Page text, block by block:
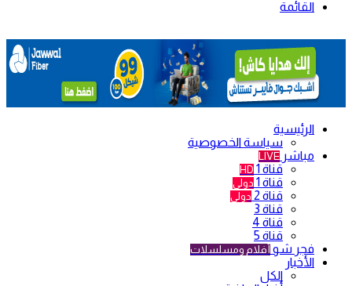
القائمة
الرئيسية
سياسة الخصوصية
مباشر LIVE
قناة 1 HD
قناة 1 دولي
قناة 2 دولي
قناة 3
قناة 4
قناة 5
فجر شو أفلام ومسلسلات
الأخبار
الكل